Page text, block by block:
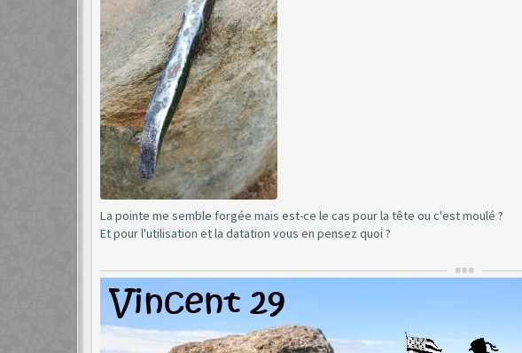
La pointe me semble forgée mais est-ce le cas pour la tête ou c'est moulé ?
Et pour l'utilisation et la datation vous en pensez quoi ?